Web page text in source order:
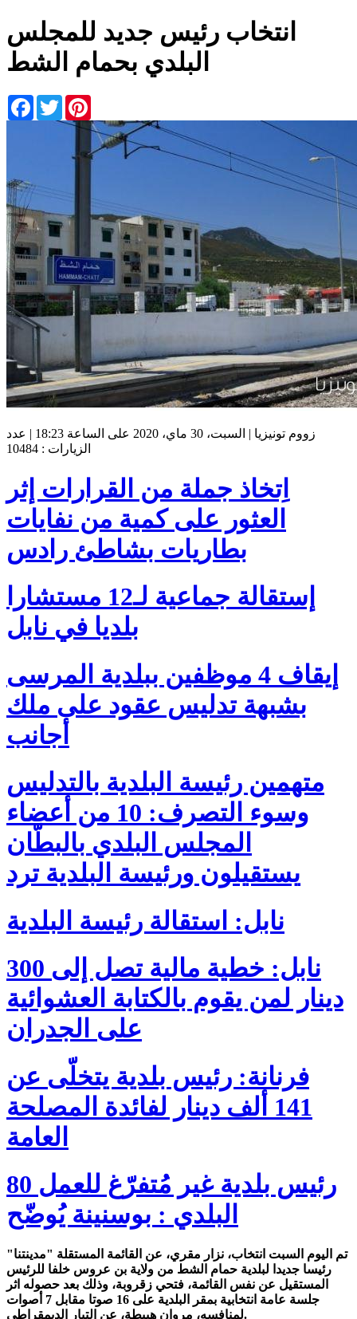
انتخاب رئيس جديد للمجلس
البلدي بحمام الشط
Facebook
Twitter
زووم تونيزيا | السبت، 30 ماي، 2020 على الساعة 18:23 | عدد
الزيارات : 10484
اِتخاذ جملة من القرارات إثر
العثور على كمية من نفايات
بطاريات بشاطئ رادس
إستقالة جماعية لـ12 مستشارا
بلديا في نابل
إيقاف 4 موظفين ببلدية المرسى
بشبهة تدليس عقود على ملك
أجانب
متهمين رئيسة البلدية بالتدليس
وسوء التصرف: 10 من أعضاء
المجلس البلدي بالبطّان
يستقيلون ورئيسة البلدية ترد
نابل: استقالة رئيسة البلدية
نابل: خطية مالية تصل إلى 300
دينار لمن يقوم بالكتابة العشوائية
على الجدران
فرنانة: رئيس بلدية يتخلّى عن
141 ألف دينار لفائدة المصلحة
العامة
80 رئيس بلدية غير مُتفرّغ للعمل
البلدي : بوسنينة يُوضّح
تم اليوم السبت انتخاب، نزار مقري، عن القائمة المستقلة "مدينتنا"
رئيسا جديدا لبلدية حمام الشط من ولاية بن عروس خلفا للرئيس
المستقيل عن نفس القائمة، فتحي زقروبة، وذلك بعد حصوله اثر
جلسة عامة انتخابية بمقر البلدية على 16 صوتا مقابل 7 أصوات
لمنافسه، مروان هبيطة، عن التيار الديمقراطي.